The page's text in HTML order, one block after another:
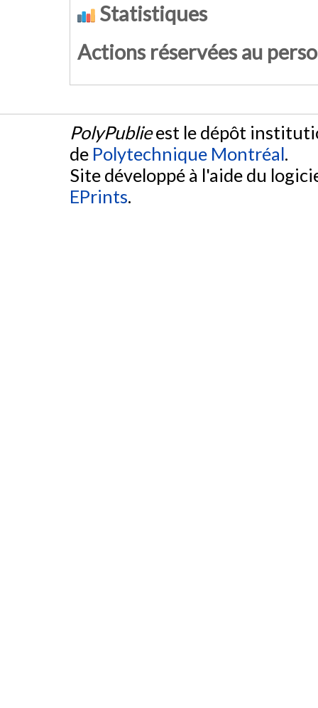
Statistiques
Actions réservées au
PolyPublieest le dépôt
de Polytechnique Montréal.
Site développé à l'aide du
EPrints.